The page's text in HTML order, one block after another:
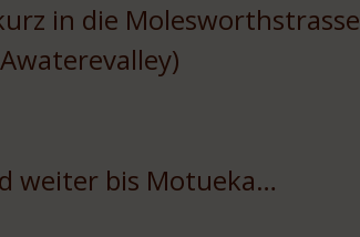
in die Molesworthstrasse
weiter bis Motueka…